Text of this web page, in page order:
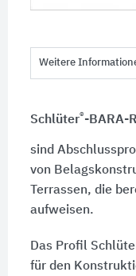
Weitere
Schlüter®-BARA-
sind
von
Terrassen, die
aufweisen.
Das Profil
für den